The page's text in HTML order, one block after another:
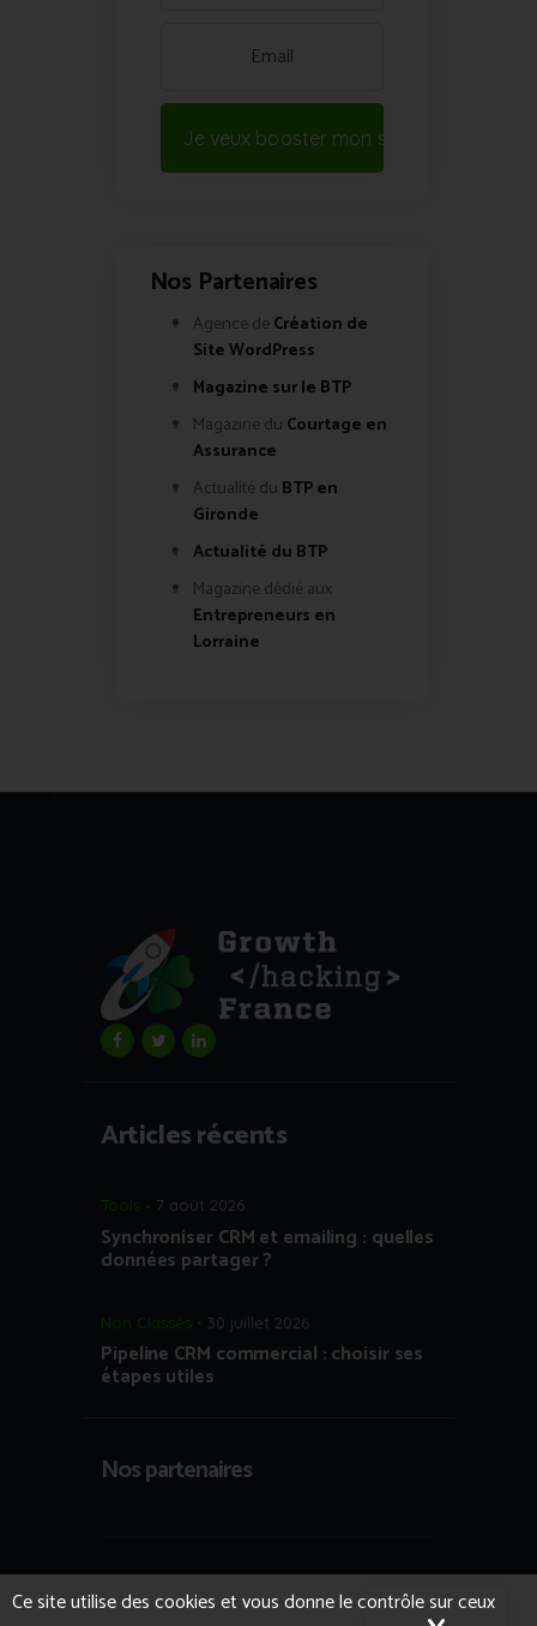
Ce site utilise des cookies et vous donne le contrôle sur ceux
Je veux booster mon site !
Nos Partenaires
Agence de Création de
Site WordPress
Magazine sur le BTP
Magazine du Courtage en
Assurance
Actualité du BTP en
Gironde
Actualité du BTP
Magazine dédié aux
Entrepreneurs en
Lorraine
Articles récents
Tools 7 août 2026
Synchroniser CRM et emailing : quelles
données partager ?
Non Classés 30 juillet 2026
Pipeline CRM commercial : choisir ses
étapes utiles
Nos partenaires
- Tous droits réservés.Formation IA et